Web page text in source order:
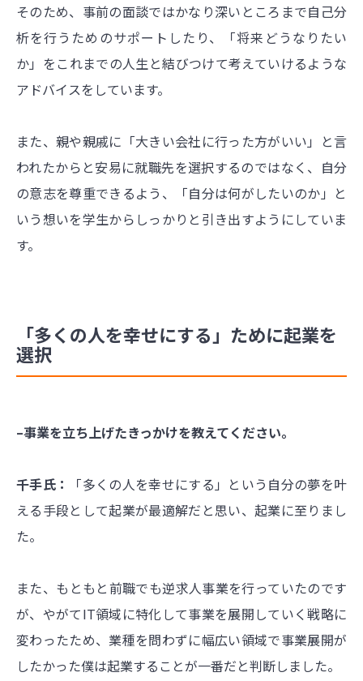
そのため、事前の面談ではかなり深いところまで自己分
析を行うためのサポートしたり、「将来どうなりたい
か」をこれまでの人生と結びつけて考えていけるような
アドバイスをしています。
また、親や親戚に「大きい会社に行った方がいい」と言
われたからと安易に就職先を選択するのではなく、自分
の意志を尊重できるよう、「自分は何がしたいのか」と
いう想いを学生からしっかりと引き出すようにしていま
す。
「多くの人を幸せにする」ために起業を
選択
–事業を立ち上げたきっかけを教えてください。
千手氏：
「多くの人を幸せにする」という自分の夢を叶
える手段として起業が最適解だと思い、起業に至りまし
た。
また、もともと前職でも逆求人事業を行っていたのです
が、やがてIT領域に特化して事業を展開していく戦略に
変わったため、業種を問わずに幅広い領域で事業展開が
したかった僕は起業することが一番だと判断しました。